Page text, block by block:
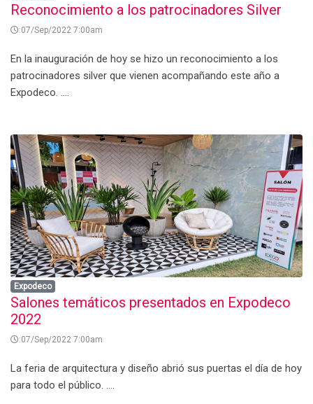
Reconocimiento a los patrocinadores Silver
:07/Sep/2022 7:00am
En la inauguración de hoy se hizo un reconocimiento a los
patrocinadores silver que vienen acompañando este año a
Expodeco. ....
Expodeco
Salones temáticos presentados en Expodeco
2022
:07/Sep/2022 7:00am
La feria de arquitectura y diseño abrió sus puertas el día de hoy
para todo el público. ....